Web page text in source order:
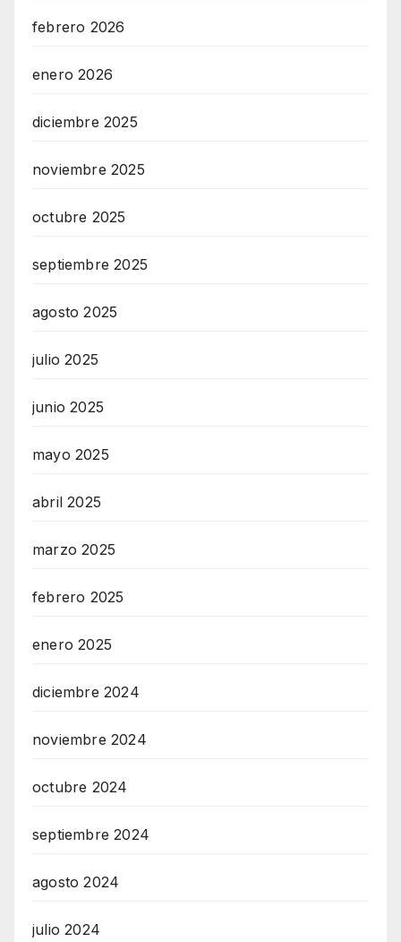
febrero 2026
enero 2026
diciembre 2025
noviembre 2025
octubre 2025
septiembre 2025
agosto 2025
julio 2025
junio 2025
mayo 2025
abril 2025
marzo 2025
febrero 2025
enero 2025
diciembre 2024
noviembre 2024
octubre 2024
septiembre 2024
agosto 2024
julio 2024